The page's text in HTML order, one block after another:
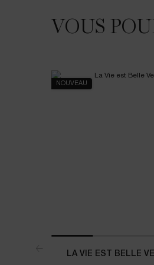
VOUS
NOUVEAU
LA VIE EST BELLE